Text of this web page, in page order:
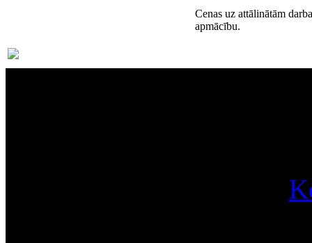
Cenas uz attālinātām
apmācību.